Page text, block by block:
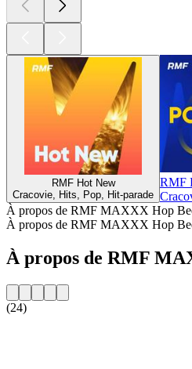
RMF Hot New
Cracovie, Hits, Pop, Hit-parade
RMF
À propos de RMF MAXXX Hop
À propos de RMF MAXXX Hop
À propos de RMF
(24)